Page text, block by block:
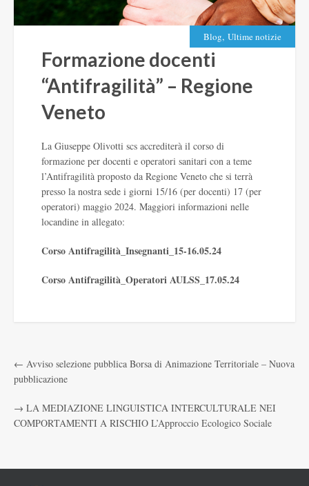
Blog, Ultime notizie
Formazione docenti
“Antifragilità” – Regione
Veneto
La Giuseppe Olivotti scs accrediterà il corso di
formazione per docenti e operatori sanitari con a teme
l’Antifragilità proposto da Regione Veneto che si terrà
presso la nostra sede i giorni 15/16 (per docenti) 17 (per
operatori) maggio 2024. Maggiori informazioni nelle
locandine in allegato:
Corso Antifragilità_Insegnanti_15-16.05.24
Corso Antifragilità_Operatori AULSS_17.05.24
← Avviso selezione pubblica Borsa di Animazione Territoriale – Nuova
pubblicazione
→ LA MEDIAZIONE LINGUISTICA INTERCULTURALE NEI
COMPORTAMENTI A RISCHIO L’Approccio Ecologico Sociale